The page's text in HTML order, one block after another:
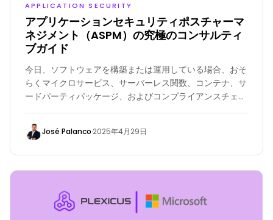
APPLICATION SECURITY
アプリケーションセキュリティポスチャーマ
ネジメント（ASPM）の究極のコンサルティ
ブガイド
今日、ソフトウェアを構築または運用している場合、おそ
らくマイクロサービス、サーバーレス関数、コンテナ、サ
ードパーティパッケージ、およびコンプライアンスチェッ
クボックスの雪崩を処理していることでしょう。それぞれ
の動く部分が独自の発見、ダッシュボード、そして赤い警
告を生み出します。やがて、リスクの可視性は午前2時の
José Palanco·2025年4月29日